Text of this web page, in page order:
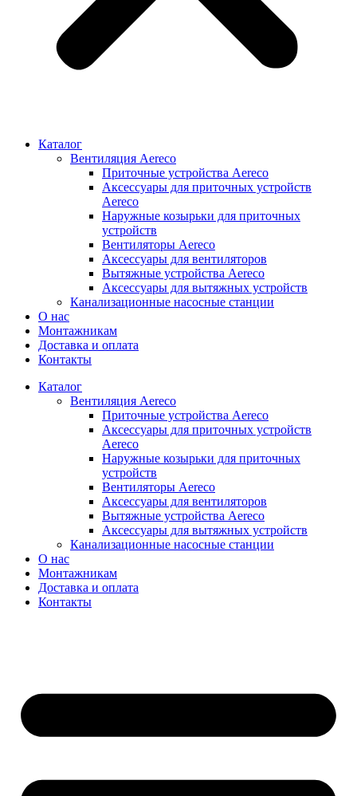
Каталог
Вентиляция Aereco
Приточные устройства Aereco
Аксессуары для приточных устройств
Aereco
Наружные козырьки для приточных
устройств
Вентиляторы Aereco
Аксессуары для вентиляторов
Вытяжные устройства Aereco
Аксессуары для вытяжных устройств
Канализационные насосные станции
О нас
Монтажникам
Доставка и оплата
Контакты
Каталог
Вентиляция Aereco
Приточные устройства Aereco
Аксессуары для приточных устройств
Aereco
Наружные козырьки для приточных
устройств
Вентиляторы Aereco
Аксессуары для вентиляторов
Вытяжные устройства Aereco
Аксессуары для вытяжных устройств
Канализационные насосные станции
О нас
Монтажникам
Доставка и оплата
Контакты